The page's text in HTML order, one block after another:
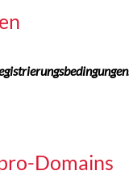
Domains